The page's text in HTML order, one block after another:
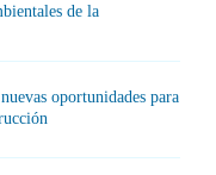
de la
oportunidades para